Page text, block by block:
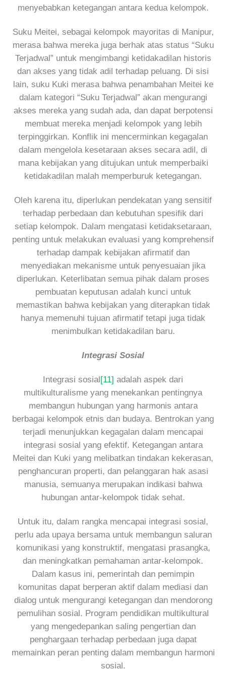
menyebabkan ketegangan antara kedua kelompok.
Suku Meitei, sebagai kelompok mayoritas di Manipur,
merasa bahwa mereka juga berhak atas status “Suku
Terjadwal” untuk mengimbangi ketidakadilan historis
dan akses yang tidak adil terhadap peluang. Di sisi
lain, suku Kuki merasa bahwa penambahan Meitei ke
dalam kategori “Suku Terjadwal” akan mengurangi
akses mereka yang sudah ada, dan dapat berpotensi
membuat mereka menjadi kelompok yang lebih
terpinggirkan. Konflik ini mencerminkan kegagalan
dalam mengelola kesetaraan akses secara adil, di
mana kebijakan yang ditujukan untuk memperbaiki
ketidakadilan malah memperburuk ketegangan.
Oleh karena itu, diperlukan pendekatan yang sensitif
terhadap perbedaan dan kebutuhan spesifik dari
setiap kelompok. Dalam mengatasi ketidaksetaraan,
penting untuk melakukan evaluasi yang komprehensif
terhadap dampak kebijakan afirmatif dan
menyediakan mekanisme untuk penyesuaian jika
diperlukan. Keterlibatan semua pihak dalam proses
pembuatan keputusan adalah kunci untuk
memastikan bahwa kebijakan yang diterapkan tidak
hanya memenuhi tujuan afirmatif tetapi juga tidak
menimbulkan ketidakadilan baru.
Integrasi Sosial
Integrasi sosial[11] adalah aspek dari
multikulturalisme yang menekankan pentingnya
membangun hubungan yang harmonis antara
berbagai kelompok etnis dan budaya. Bentrokan yang
terjadi menunjukkan kegagalan dalam mencapai
integrasi sosial yang efektif. Ketegangan antara
Meitei dan Kuki yang melibatkan tindakan kekerasan,
penghancuran properti, dan pelanggaran hak asasi
manusia, semuanya merupakan indikasi bahwa
hubungan antar-kelompok tidak sehat.
Untuk itu, dalam rangka mencapai integrasi sosial,
perlu ada upaya bersama untuk membangun saluran
komunikasi yang konstruktif, mengatasi prasangka,
dan meningkatkan pemahaman antar-kelompok.
Dalam kasus ini, pemerintah dan pemimpin
komunitas dapat berperan aktif dalam mediasi dan
dialog untuk mengurangi ketegangan dan mendorong
pemulihan sosial. Program pendidikan multikultural
yang mengedepankan saling pengertian dan
penghargaan terhadap perbedaan juga dapat
memainkan peran penting dalam membangun harmoni
sosial.